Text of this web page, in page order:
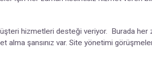
hizmetleri desteği veriyor. Burada her
alma şansınız var. Site yönetimi